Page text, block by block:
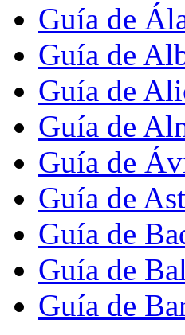
Guía de
Guía de
Guía de
Guía de
Guía de
Guía de
Guía de
Guía de
Guía de